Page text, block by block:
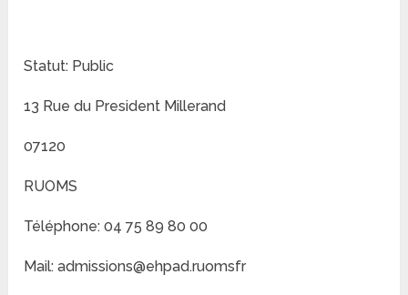
Statut: Public
13 Rue du President Millerand
07120
RUOMS
Téléphone: 04 75 89 80 00
Mail: admissions@ehpad.ruomsfr